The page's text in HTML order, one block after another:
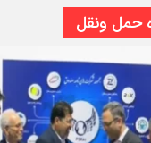
حمل‌ ونقل